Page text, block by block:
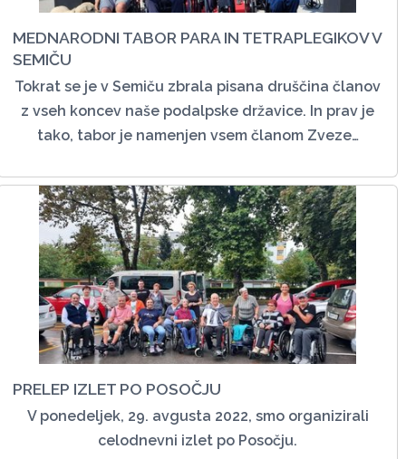
MEDNARODNI TABOR PARA IN TETRAPLEGIKOV V
SEMIČU
Tokrat se je v Semiču zbrala pisana druščina članov
z vseh koncev naše podalpske državice. In prav je
tako, tabor je namenjen vsem članom Zveze…
PRELEP IZLET PO POSOČJU
V ponedeljek, 29. avgusta 2022, smo organizirali
celodnevni izlet po Posočju.